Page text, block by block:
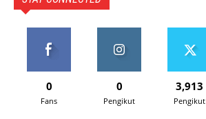
0
Fans
0
Pengikut
3,913
Pengikut